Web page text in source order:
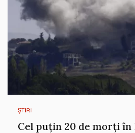
ȘTIRI
Cel puțin 20 de morți în